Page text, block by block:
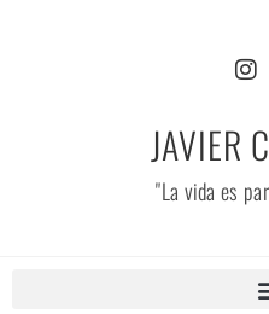
JAVIER
"La vida es